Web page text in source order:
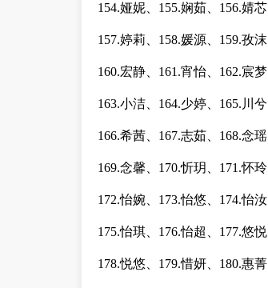
154.娅妮、155.娴茹、156.婧芯
157.婷莉、158.媛源、159.孜沫
160.宏静、161.宵怡、162.宸梦
163.小洁、164.少婷、165.川兮
166.希茜、167.志茹、168.念瑶
169.念馨、170.忻玥、171.怀玲
172.怡婉、173.怡悠、174.怡汝
175.怡琪、176.怡超、177.悠悦
178.悦悠、179.惜妍、180.惠菁